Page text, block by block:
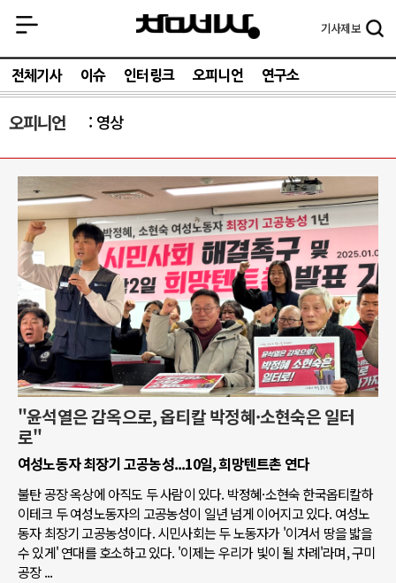
기사제보
전체기사 이슈 인터링크 오피니언 연구소
오피니언 영상
"윤석열은 감옥으로, 옵티칼 박정혜·소현숙은 일터
로"
여성노동자 최장기 고공농성...10일, 희망텐트촌 연다
불탄 공장 옥상에 아직도 두 사람이 있다. 박정혜·소현숙 한국옵티칼하
이테크 두 여성노동자의 고공농성이 일년 넘게 이어지고 있다. 여성노
동자 최장기 고공농성이다. 시민사회는 두 노동자가 '이겨서 땅을 밟을
수 있게' 연대를 호소하고 있다. '이제는 우리가 빛이 될 차례'라며, 구미
공장 ...